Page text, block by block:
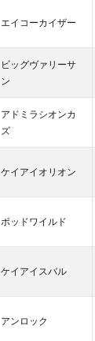
エイコーカイザー
ビッグヴァリーサ
ン
アドミラシオンカ
ズ
ケイアイオリオン
ポッドワイルド
ケイアイスバル
アンロック